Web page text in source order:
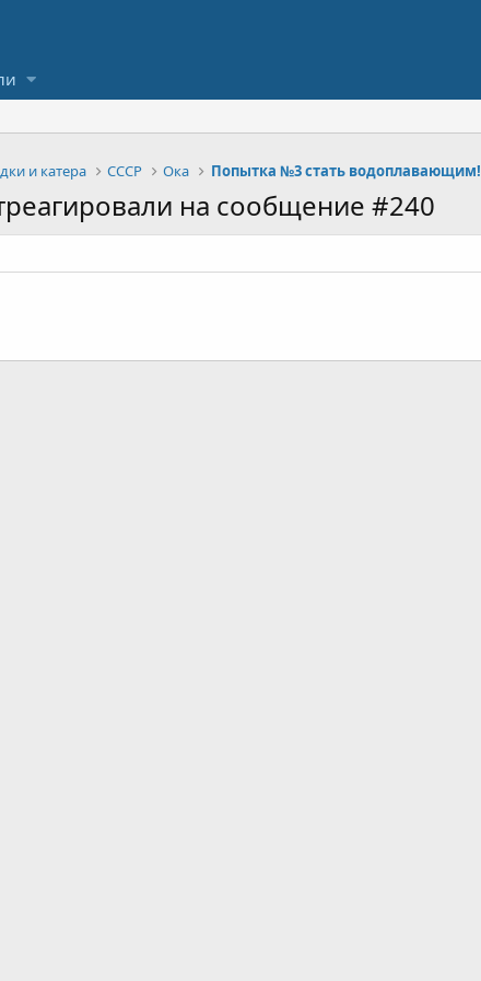
и катера СССР Ока Попытка №3 стать водоплавающим!
на сообщение #240